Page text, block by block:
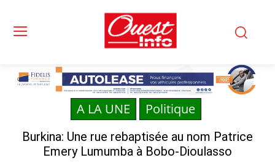
A LA UNE Politique
Burkina: Une rue rebaptisée au nom Patrice
Emery Lumumba à Bobo-Dioulasso